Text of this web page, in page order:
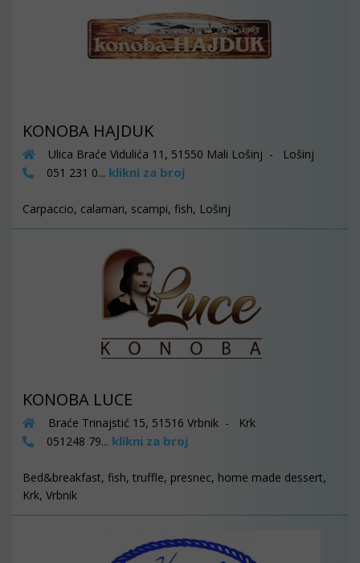
KONOBA HAJDUK
Ulica Braće Vidulića 11, 51550 Mali Lošinj - Lošinj
051 231 0... klikni za broj
Carpaccio, calamari, scampi, fish, Lošinj
KONOBA LUCE
Braće Trinajstić 15, 51516 Vrbnik - Krk
051248 79... klikni za broj
Bed&breakfast, fish, truffle, presnec, home made dessert,
Krk, Vrbnik